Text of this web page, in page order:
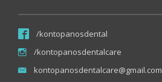
/kontopanosdental
/kontopanosdentalcare
kontopanosdentalcare@gmail.com